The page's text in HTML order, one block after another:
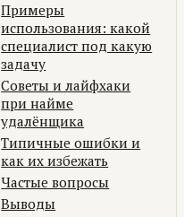
Примеры
использования: какой
специалист под какую
задачу
Советы и лайфхаки
при найме
удалёнщика
Типичные ошибки и
как их избежать
Частые вопросы
Выводы